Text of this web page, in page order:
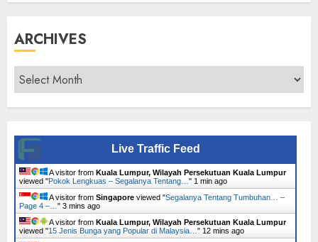
ARCHIVES
Archives
Live Traffic Feed
A visitor from Kuala Lumpur, Wilayah Persekutuan Kuala Lumpur
viewed "Pokok Lengkuas – Segalanya Tentang… " 1 min ago
A visitor from Singapore viewed "Segalanya Tentang Tumbuhan… –
Page 4 –… " 3 mins ago
A visitor from Kuala Lumpur, Wilayah Persekutuan Kuala Lumpur
viewed "15 Jenis Bunga yang Popular di Malaysia… " 12 mins ago